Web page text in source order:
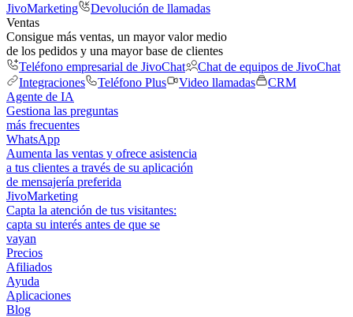
JivoMarketing
Devolución de llamadas
Ventas
Consigue más ventas, un mayor valor medio
de los pedidos y una mayor base de clientes
Teléfono empresarial de JivoChat
Chat de equipos de JivoChat
Integraciones
Teléfono Plus Video llamadas
CRM
Agente de IA
Gestiona las preguntas
más frecuentes
WhatsApp
Aumenta las ventas y ofrece asistencia
a tus clientes a través de su aplicación
de mensajería preferida
JivoMarketing
Capta la atención de tus visitantes:
capta su interés antes de que se
vayan
Precios
Afiliados
Ayuda
Aplicaciones
Blog